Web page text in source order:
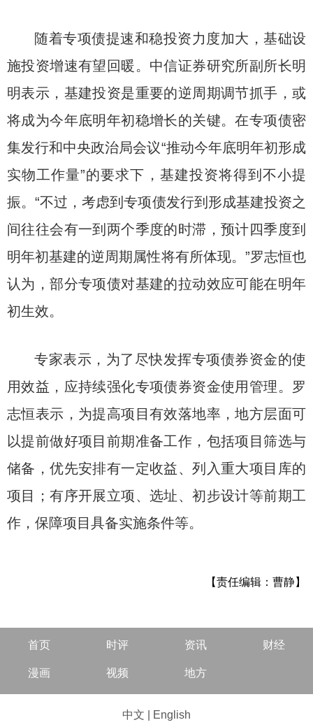
随着专项债提速和稳投资力度加大，基础设
施投资增速有望回暖。中信证券研究所副所长明
明表示，基建投资是重要的逆周期调节抓手，或
将成为今年底明年初稳增长的关键。在专项债密
集发行和中央政治局会议“推动今年底明年初形成
实物工作量”的要求下，基建投资将得到不小提
振。“不过，考虑到专项债发行到形成基建投资之
间往往会有一到两个季度的时滞，预计四季度到
明年初基建的逆周期属性将有所体现。”罗志恒也
认为，部分专项债对基建的拉动效应可能在明年
初生效。
专家表示，为了尽快发挥专项债券资金的使
用效益，应持续强化专项债券资金使用管理。罗
志恒表示，为提高项目有效落地率，地方层面可
以提前做好项目前期准备工作，包括项目筛选与
储备，优先安排有一定收益、列入重大项目库的
项目；有序开展立项、选址、初步设计等前期工
作，保障项目具备实施条件等。
【责任编辑：曹静】
首页 时评 资讯 财经
漫画 视频 地方
中文 English